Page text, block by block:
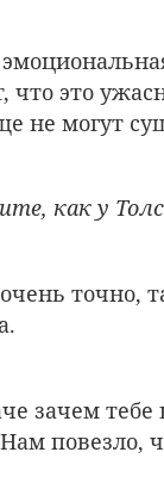
что это
не могут
как у
точно,
зачем тебе
повезло,